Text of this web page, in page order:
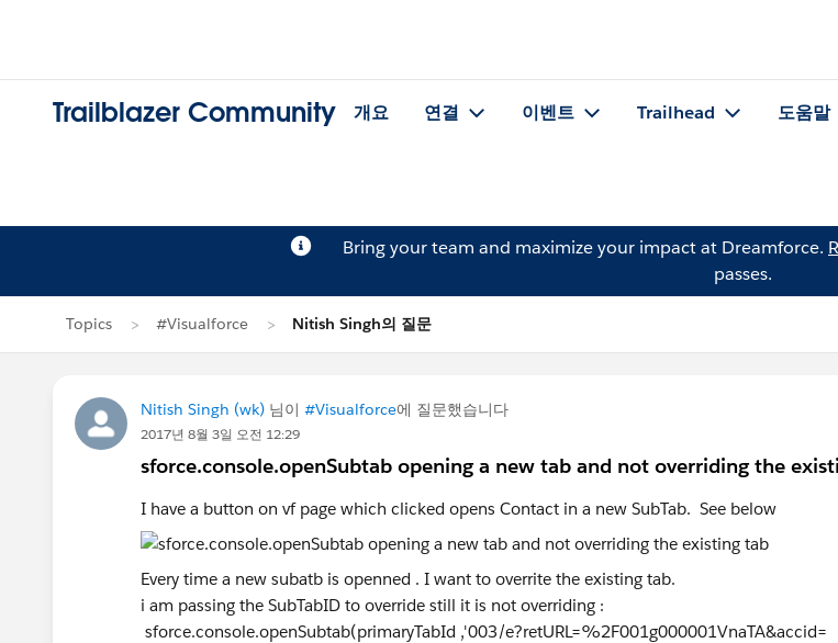
Trailblazer Community 개요 연결 이벤트 Trailhead 도움말
Bring your team and maximize your impact at Dreamforce.
passes.
Topics #Visualforce Nitish Singh의 질문
Nitish Singh (wk) 님이 #Visualforce에 질문했습니다
2017년 8월 3일 오전 12:29
sforce.console.openSubtab opening a new tab and not overriding the
I have a button on vf page which clicked opens Contact in a new SubTab. See below
Every time a new subatb is openned . I want to overrite the existing tab.
i am passing the SubTabID to override still it is not overriding :
sforce.console.openSubtab(primaryTabId ,'003/e?retURL=%2F001g000001VnaTA&accid=